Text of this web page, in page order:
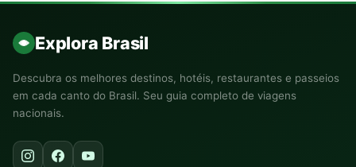
Explora Brasil
Descubra os melhores destinos, hotéis, restaurantes e passeios
em cada canto do Brasil. Seu guia completo de viagens
nacionais.